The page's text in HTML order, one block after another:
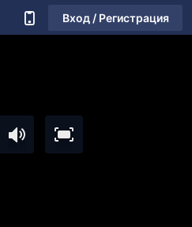
Вход / Регистрация